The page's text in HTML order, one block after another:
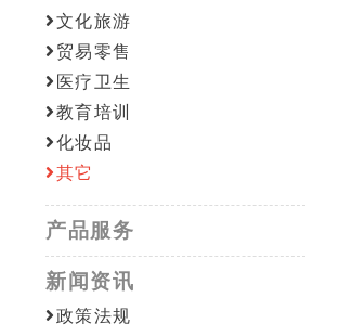
文化旅游
贸易零售
医疗卫生
教育培训
化妆品
其它
产品服务
新闻资讯
政策法规